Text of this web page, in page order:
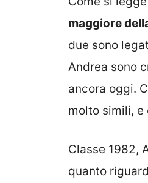
maggiore
due sono
Andrea sono
ancora oggi.
molto simili,
Classe 1982,
quanto